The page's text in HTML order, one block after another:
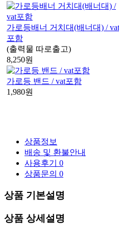
가로등배너 거치대(배너대) / vat
포함
(출력물 따로출고)
8,250원
가로등 밴드 / vat포함
1,980원
상품정보
배송 및 환불안내
사용후기 0
상품문의 0
상품 기본설명
상품 상세설명